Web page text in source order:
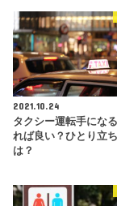
2021.10.24
タクシー運転手にな
れば良い？ひとり立
は？